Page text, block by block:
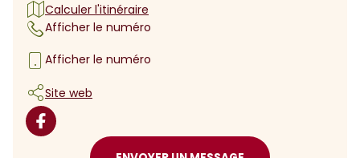
Calculer l'itinéraire
Afficher le numéro
Afficher le numéro
Site web